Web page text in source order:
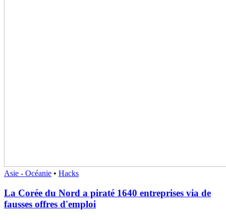
Asie - Océanie • Hacks
La Corée du Nord a piraté 1640 entreprises via de
fausses offres d'emploi